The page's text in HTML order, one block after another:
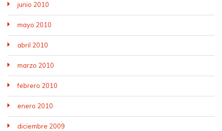
junio 2010
mayo 2010
abril 2010
marzo 2010
febrero 2010
enero 2010
diciembre 2009